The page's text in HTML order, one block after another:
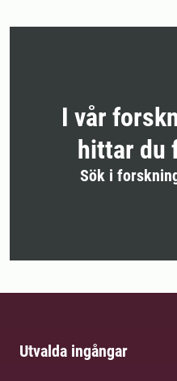
I vår
hittar du
Sök i
Utvalda ingångar